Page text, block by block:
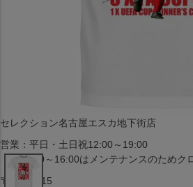
営業：土・日・祝日のみ 12:00-18:00
セレクション名古屋エスカ地下街店
営業：平日・土日祝12:00～19:00
（※15:00～16:00はメンテナンスのためク
〒453-0015